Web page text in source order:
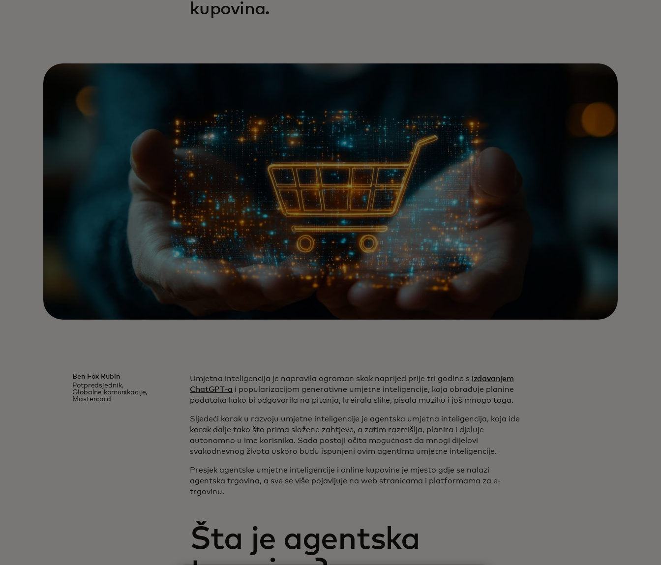
kupovina.
Ben Fox Rubin
Potpredsjednik,
Globalne komunikacije,
Mastercard
Umjetna inteligencija je napravila ogroman skok naprijed prije tri godine s izdavanjem
ChatGPT-a i popularizacijom generativne umjetne inteligencije, koja obrađuje planine
podataka kako bi odgovorila na pitanja, kreirala slike, pisala muziku i još mnogo toga.
Sljedeći korak u razvoju umjetne inteligencije je agentska umjetna inteligencija, koja ide
korak dalje tako što prima složene zahtjeve, a zatim razmišlja, planira i djeluje
autonomno u ime korisnika. Sada postoji očita mogućnost da mnogi dijelovi
svakodnevnog života uskoro budu ispunjeni ovim agentima umjetne inteligencije.
Presjek agentske umjetne inteligencije i online kupovine je mjesto gdje se nalazi
agentska trgovina, a sve se više pojavljuje na web stranicama i platformama za e-
trgovinu.
Šta je agentska